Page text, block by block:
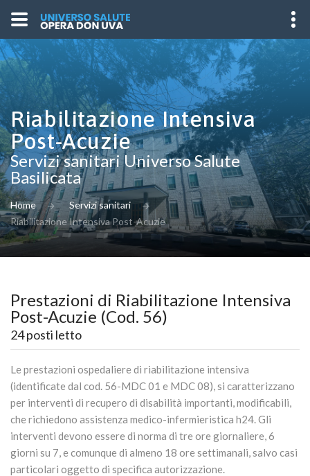
Riabilitazione Intensiva
Post-Acuzie
Servizi sanitari Universo Salute
Basilicata
Home
Servizi sanitari
Riabilitazione Intensiva Post-Acuzie
Prestazioni di Riabilitazione Intensiva
Post-Acuzie (Cod. 56)
24 posti letto
Le prestazioni ospedaliere di riabilitazione intensiva
(identificate dal cod. 56-MDC 01 e MDC 08), si caratterizzano
per interventi di recupero di disabilità importanti, modificabili,
che richiedono assistenza medico-infermieristica h24. Gli
interventi devono essere di norma di tre ore giornaliere, 6
giorni su 7, e comunque di almeno 18 ore settimanali, salvo casi
particolari oggetto di specifica autorizzazione.